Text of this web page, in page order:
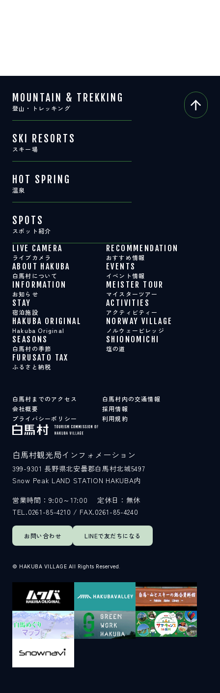
MOUNTAIN & TREKKING
登山・トレッキング
SKI RESORTS
スキー場
HOT SPRING
温泉
SPOTS
スポット紹介
LIVE CAMERA
ライブカメラ
RECOMMENDATION
おすすめ情報
ABOUT HAKUBA
白馬村について
EVENTS
イベント情報
INFORMATION
お知らせ
MEISTER TOUR
マイスターツアー
STAY
宿泊施設
ACTIVITIES
アクティビティー
HAKUBA ORIGINAL
Hakuba Original
NORWAY VILLAGE
ノルウェービレッジ
SEASONS
白馬村の季節
SHIONOMICHI
塩の道
FURUSATO TAX
ふるさと納税
白馬村までのアクセス
白馬村内の交通情報
会社概要
採用情報
プライバシーポリシー
利用規約
お問い合わせ LINEで友だちになる
白馬村観光局インフォメーション
399-9301 長野県北安曇郡白馬村北城5497
Snow Peak LAND STATION HAKUBA内
営業時間：9:00～17:00
定休日：無休
TEL.0261-85-4210 / FAX.0261-85-4240
© HAKUBA VILLAGE All Rights Reserved.